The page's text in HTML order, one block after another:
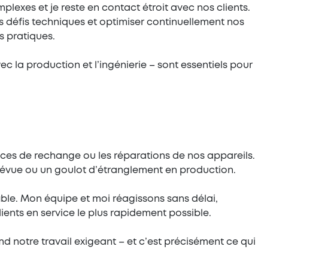
et je reste en contact étroit avec nos clients.
défis techniques et optimiser continuellement nos
pratiques.
la production et l’ingénierie – sont essentiels pour
de rechange ou les réparations de nos appareils.
ou un goulot d’étranglement en production.
Mon équipe et moi réagissons sans délai,
en service le plus rapidement possible.
notre travail exigeant – et c’est précisément ce qui